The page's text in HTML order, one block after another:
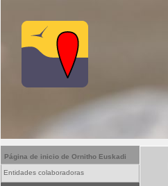
Página de inicio de Ornitho Euskadi
Entidades colaboradoras